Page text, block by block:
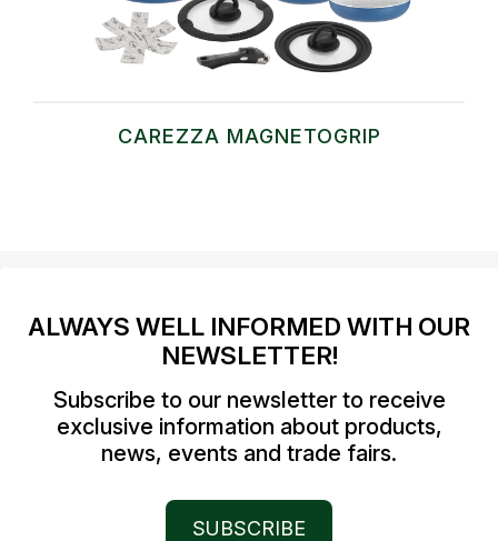
CAREZZA MAGNETOGRIP
ALWAYS WELL INFORMED WITH OUR
NEWSLETTER!
Subscribe to our newsletter to receive
exclusive information about products,
news, events and trade fairs.
SUBSCRIBE